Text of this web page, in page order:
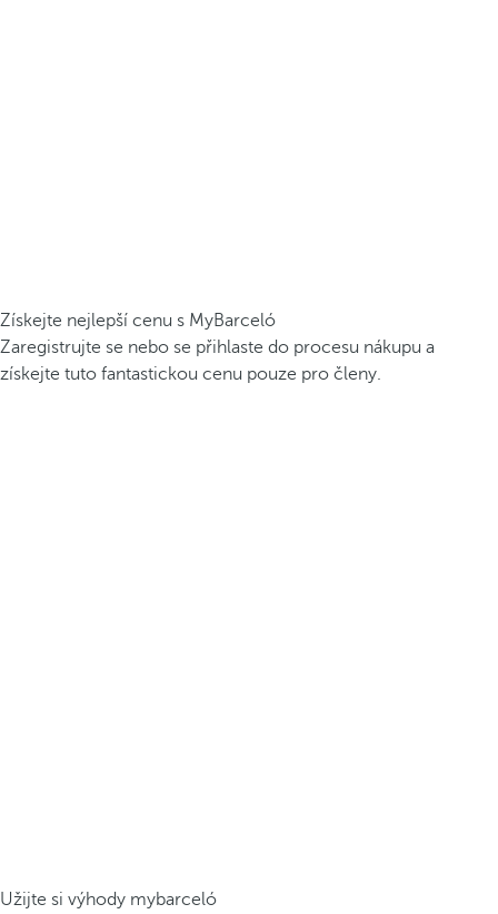
Získejte nejlepší cenu s MyBarceló
Zaregistrujte se nebo se přihlaste do procesu nákupu a
získejte tuto fantastickou cenu pouze pro členy.
Užijte si výhody mybarceló